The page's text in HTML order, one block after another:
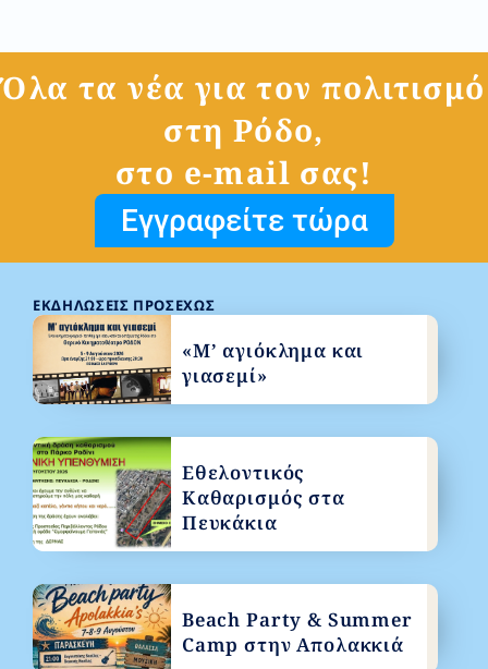
Όλα τα νέα για τον πολιτισμό
στη Ρόδο,
στο e-mail σας!
Εγγραφείτε τώρα
ΕΚΔΗΛΏΣΕΙΣ ΠΡΟΣΕΧΏΣ
«Μ’ αγιόκλημα και
γιασεμί»
Εθελοντικός
Καθαρισμός στα
Πευκάκια
Beach Party & Summer
Camp στην Απολακκιά